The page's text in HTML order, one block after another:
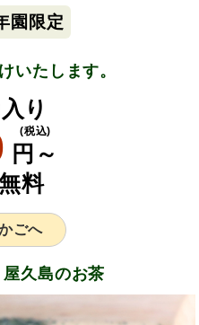
園限定
いたします。
り
円～
(税込)
料
ごへ
久島のお茶